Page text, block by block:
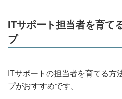
ITサポート担当者を育て
プ
ITサポートの担当者を育てる方
プがおすすめです。